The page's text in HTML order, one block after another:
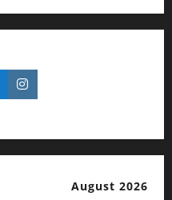
August 2026